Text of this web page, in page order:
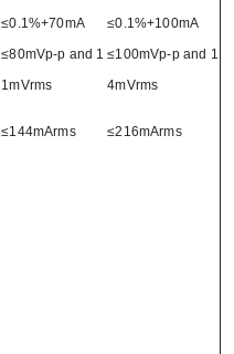
≤0.1%+70mA ≤0.1%+100mA
≤80mVp-p and 1
1mVrms
≤100mVp-p and 1
4mVrms
≤144mArms ≤216mArms